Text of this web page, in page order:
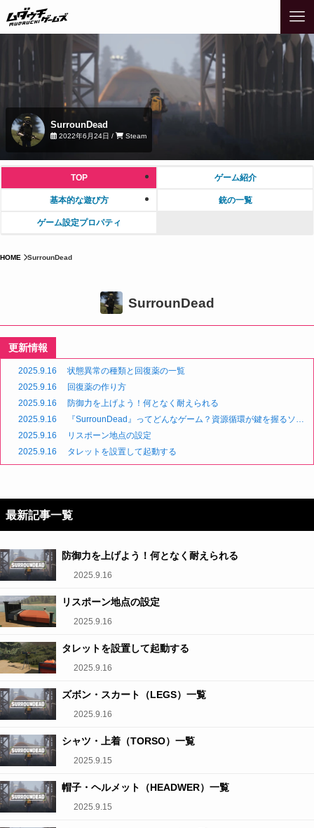
SurrounDead
2022年6月24日 / Steam
TOP ゲーム紹介
基本的な遊び方 銃の一覧
ゲーム設定プロパティ
HOME SurrounDead
SurrounDead
更新情報
2025.9.16
状態異常の種類と回復薬の一覧
2025.9.16
回復薬の作り方
2025.9.16
防御力を上げよう！何となく耐えられる
2025.9.16
『SurrounDead』ってどんなゲーム？資源循環が鍵を握るソロ
専用ゾンビサバイバル
2025.9.16
リスポーン地点の設定
2025.9.16
タレットを設置して起動する
最新記事一覧
防御力を上げよう！何となく耐えられる
2025.9.16
リスポーン地点の設定
2025.9.16
タレットを設置して起動する
2025.9.16
ズボン・スカート（LEGS）一覧
2025.9.16
シャツ・上着（TORSO）一覧
2025.9.15
帽子・ヘルメット（HEADWER）一覧
2025.9.15